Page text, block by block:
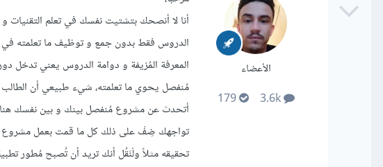
الأعضاء
3.6k
179
أنا لا أنصحك بتشتيت نفسك في تعلم التقنيات
الدروس فقط بدون جمع و توظيف ما تعلمته
المعرفة المُزيفة و دوامة الدروس يعني تدخل
مُنفصل يحوي ما تعلمته، شيء طبيعي أن الطالب
أتحدث عن مشروع مُنفصل بينك و بين نفسك
تواجهك ضِفْ على ذلك كل ما قمت بعمل
تحقيقه مثلاً ولْنَقُل أنك تريد أن تُصبح مُطور